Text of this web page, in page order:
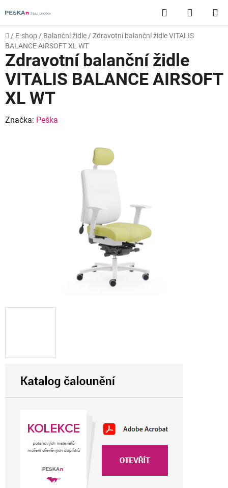
na
obsah
Hledat
KOŠÍK
Domů
/ E-shop / Balanční židle / Zdravotní balanční židle VITALIS
BALANCE AIRSOFT XL WT
Zdravotní balanční židle
VITALIS BALANCE AIRSOFT
XL WT
Značka: Peška